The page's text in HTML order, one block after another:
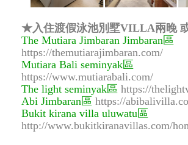
★入住渡假泳池別墅VILLA兩晚
The Mutiara Jimbaran Jimbaran區
https://themutiarajimbaran.com/
Mutiara Bali seminyak區
https://www.mutiarabali.com/
The light seminyak區 https://
Abi Jimbaran區 https://
Bukit kirana villa uluwatu區
http://www.bukitkiranavillas.com/